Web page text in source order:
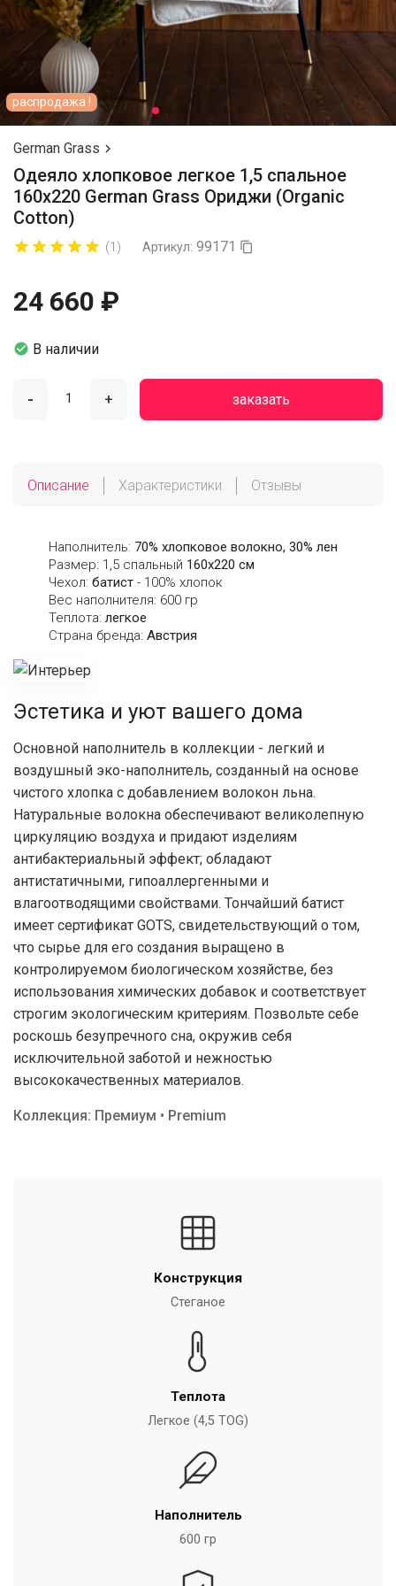
распродажа !
German Grass 
Одеяло хлопковое легкое 1,5 спальное
160х220 German Grass Ориджи (Organic
Cotton)

 (1) Артикул: 99171 
24 660 ₽
 В наличии
- + заказать
Описание Характеристики Отзывы
Наполнитель: 70% хлопковое волокно, 30% лен
Размер: 1,5 спальный 160х220 см
Чехол: батист - 100% хлопок
Вес наполнителя: 600 гр
Теплота: легкое
Страна бренда: Австрия
Эстетика и уют вашего дома
Основной наполнитель в коллекции - легкий и
воздушный эко-наполнитель, созданный на основе
чистого хлопка с добавлением волокон льна.
Натуральные волокна обеспечивают великолепную
циркуляцию воздуха и придают изделиям
антибактериальный эффект; обладают
антистатичными, гипоаллергенными и
влагоотводящими свойствами. Тончайший батист
имеет сертификат GOTS, свидетельствующий о том,
что сырье для его создания выращено в
контролируемом биологическом хозяйстве, без
использования химических добавок и соответствует
строгим экологическим критериям. Позвольте себе
роскошь безупречного сна, окружив себя
исключительной заботой и нежностью
высококачественных материалов.
Коллекция: Премиум • Premium
Конструкция
Стеганое
Теплота
Легкое (4,5 TOG)
Наполнитель
600 гр